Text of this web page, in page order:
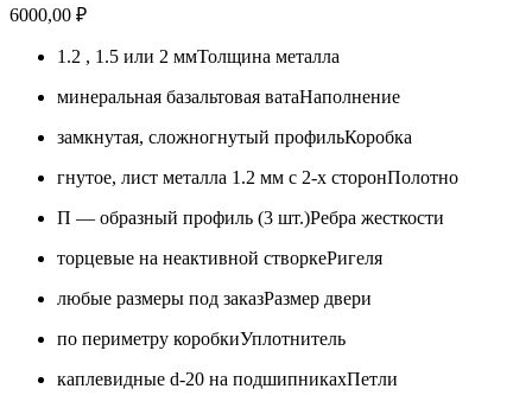
6000,00 ₽
1.2 , 1.5 или 2 ммТолщина металла
минеральная базальтовая ватаНаполнение
замкнутая, сложногнутый профильКоробка
гнутое, лист металла 1.2 мм с 2-х сторонПолотно
П — образный профиль (3 шт.)Ребра жесткости
торцевые на неактивной створкеРигеля
любые размеры под заказРазмер двери
по периметру коробкиУплотнитель
каплевидные d-20 на подшипникахПетли